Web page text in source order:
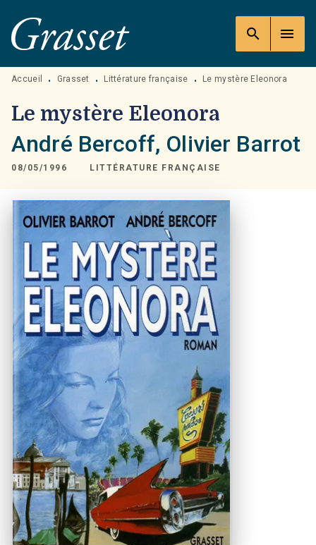
MENU RECHERCHE
PIED DE PAGE
search menu
Accueil • Grasset • Littérature française • Le mystère Eleonora
Le mystère Eleonora
André Bercoff, Olivier Barrot
08/05/1996 LITTÉRATURE FRANÇAISE